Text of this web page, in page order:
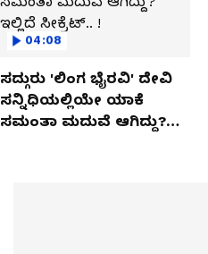
04:08
ಸದ್ಗುರು 'ಲಿಂಗ ಭೈರವಿ' ದೇವಿ
ಸನ್ನಿಧಿಯಲ್ಲಿಯೇ ಯಾಕೆ
ಸಮಂತಾ ಮದುವೆ ಆಗಿದ್ದು?